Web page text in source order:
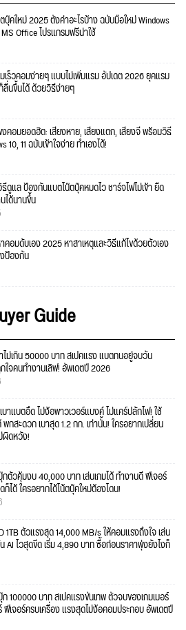
บุ๊คใหม่ 2025 ตั้งค่าอะไรบ้าง ฉบับมือใหม่ Windows
MS Office โปรแกรมฟรีน่าใช้
เร็วคอมง่ายๆ แบบไม่เพิ่มแรม อัปเดต 2026 ยุคแรม
นขึ้นได้ ด้วยวิธีง่ายๆ
คอมยอดฮิต: เสียงหาย, เสียงแตก, เสียงจี่ พร้อมวิธี
10, 11 ฉบับเข้าใจง่าย ทำเองได้!
ดูแล ป้องกันแบตโน๊ตบุ๊คหมดไว ชาร์จไฟไม่เข้า ยืด
ได้นานขึ้น
อมดับเอง 2025 หาสาเหตุและวิธีแก้ไขด้วยตัวเอง
ป้องกัน
Guide
ไม่เกิน 50000 บาท สเปคแรง แบตทนอยู่จบวัน
ใจคนทำงานเลิฟ! อัพเดตปี 2026
าแบตอึด ไม่ง้อพาวเวอร์แบงค์ ไม่แคร์ปลั๊กไฟ! ใช้
กสะดวก เบาสุด 1.2 กก. เท่านั้น! ใครอยากเปลี่ยน
ผิดหวัง!
ตัวคุ้มงบ 40,000 บาท เล่นเกมได้ ทำงานดี ฟีเจอร์
ก็ได้ ใครอยากได้โน้ตบุ๊คใหม่ต้องโดน!
1TB ตัวแรงสุด 14,000 MB/s ให้คอมแรงถึงใจ เล่น
AI ไวสุดขีด เริ่ม 4,890 บาท ซื้อก่อนราคาพุ่งยังไงก็
100000 บาท สเปคแรงขั้นเทพ ตัวจบของเกมเมอร์
ฟีเจอร์ครบเครื่อง แรงสุดไม่ง้อคอมประกอบ อัพเดตปี